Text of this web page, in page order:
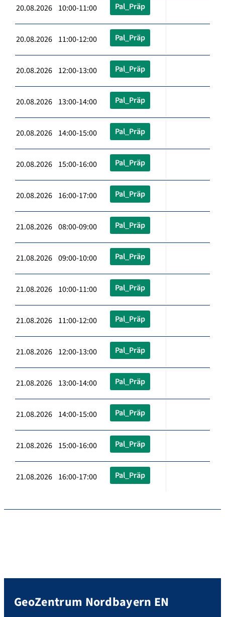
20.08.2026 10:00-11:00 Pal_Präp
20.08.2026 11:00-12:00 Pal_Präp
20.08.2026 12:00-13:00 Pal_Präp
20.08.2026 13:00-14:00 Pal_Präp
20.08.2026 14:00-15:00 Pal_Präp
20.08.2026 15:00-16:00 Pal_Präp
20.08.2026 16:00-17:00 Pal_Präp
21.08.2026 08:00-09:00 Pal_Präp
21.08.2026 09:00-10:00 Pal_Präp
21.08.2026 10:00-11:00 Pal_Präp
21.08.2026 11:00-12:00 Pal_Präp
21.08.2026 12:00-13:00 Pal_Präp
21.08.2026 13:00-14:00 Pal_Präp
21.08.2026 14:00-15:00 Pal_Präp
21.08.2026 15:00-16:00 Pal_Präp
21.08.2026 16:00-17:00 Pal_Präp
GeoZentrum Nordbayern EN